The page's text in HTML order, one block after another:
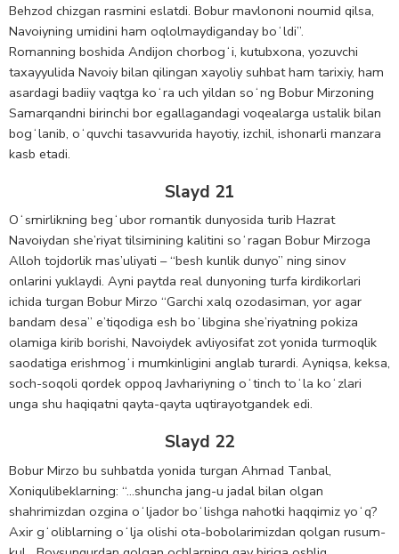
Behzod chizgan rasmini eslatdi. Bobur mavlononi noumid qilsa,
Navoiyning umidini ham oqlolmaydiganday boʻldi”.
Romanning boshida Andijon chorbogʻi, kutubxona, yozuvchi
taxayyulida Navoiy bilan qilingan xayoliy suhbat ham tarixiy, ham
asardagi badiiy vaqtga koʻra uch yildan soʻng Bobur Mirzoning
Samarqandni birinchi bor egallagandagi voqealarga ustalik bilan
bogʻlanib, oʻquvchi tasavvurida hayotiy, izchil, ishonarli manzara
kasb etadi.
Slayd 21
Oʻsmirlikning begʻubor romantik dunyosida turib Hazrat
Navoiydan she’riyat tilsimining kalitini soʻragan Bobur Mirzoga
Alloh tojdorlik mas’uliyati – “besh kunlik dunyo” ning sinov
onlarini yuklaydi. Ayni paytda real dunyoning turfa kirdikorlari
ichida turgan Bobur Mirzo “Garchi xalq ozodasiman, yor agar
bandam desa” e’tiqodiga esh boʻlibgina she’riyatning pokiza
olamiga kirib borishi, Navoiydek avliyosifat zot yonida turmoqlik
saodatiga erishmogʻi mumkinligini anglab turardi. Ayniqsa, keksa,
soch-soqoli qordek oppoq Javhariyning oʻtinch toʻla koʻzlari
unga shu haqiqatni qayta-qayta uqtirayotgandek edi.
Slayd 22
Bobur Mirzo bu suhbatda yonida turgan Ahmad Tanbal,
Xoniqulibeklarning: “…shuncha jang-u jadal bilan olgan
shahrimizdan ozgina oʻljador boʻlishga nahotki haqqimiz yoʻq?
Axir gʻoliblarning oʻlja olishi ota-bobolarimizdan qolgan rusum-